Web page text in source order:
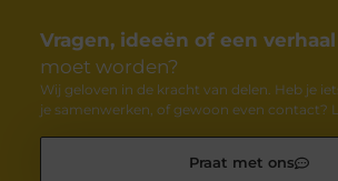
Vragen, ideeën of een verhaal
moet worden?
Wij geloven in de kracht van delen. Heb je
je samenwerken, of gewoon even contact?
Praat met ons